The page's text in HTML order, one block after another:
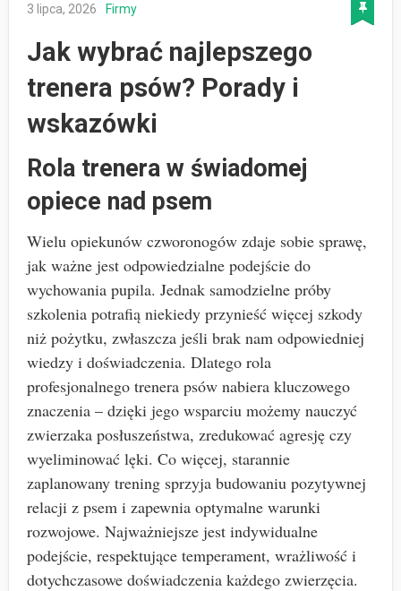
3 lipca, 2026 Firmy
Jak wybrać najlepszego
trenera psów? Porady i
wskazówki
Rola trenera w świadomej
opiece nad psem
Wielu opiekunów czworonogów zdaje sobie sprawę,
jak ważne jest odpowiedzialne podejście do
wychowania pupila. Jednak samodzielne próby
szkolenia potrafią niekiedy przynieść więcej szkody
niż pożytku, zwłaszcza jeśli brak nam odpowiedniej
wiedzy i doświadczenia. Dlatego rola
profesjonalnego trenera psów nabiera kluczowego
znaczenia – dzięki jego wsparciu możemy nauczyć
zwierzaka posłuszeństwa, zredukować agresję czy
wyeliminować lęki. Co więcej, starannie
zaplanowany trening sprzyja budowaniu pozytywnej
relacji z psem i zapewnia optymalne warunki
rozwojowe. Najważniejsze jest indywidualne
podejście, respektujące temperament, wrażliwość i
dotychczasowe doświadczenia każdego zwierzęcia.